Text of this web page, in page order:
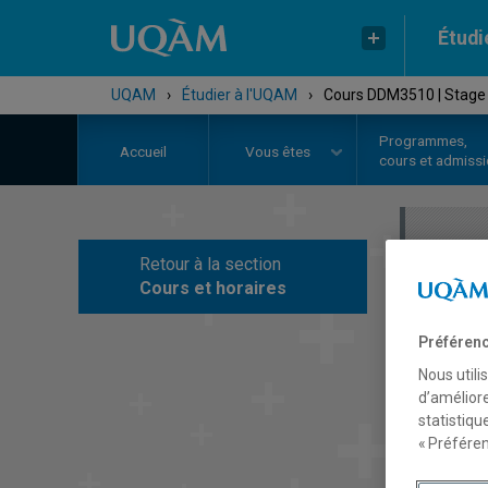
UQAM › Étudier à l'UQAM › Cours DDM3510 |
Accueil Vous êtes
Programmes,
cours et
Retour à la section
Cours et horaires
Nous
«